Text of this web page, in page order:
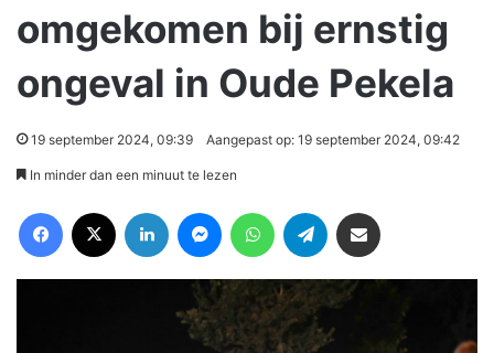
omgekomen bij ernstig
ongeval in Oude Pekela
19 september 2024, 09:39 Aangepast op: 19 september 2024, 09:42
In minder dan een minuut te lezen